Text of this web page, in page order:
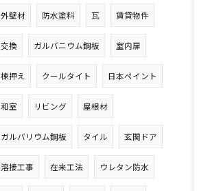
外壁材 防水塗料 瓦 賃貸物件
交換 ガルバニウム鋼板 室内扉
棟押え クールタイト 日本ペイント
和室 リビング 屋根材
ガルバリウム鋼板 タイル 玄関ドア
溶接工事 在来工法 ウレタン防水